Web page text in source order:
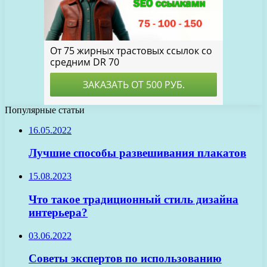
Популярные статьи
16.05.2022
Лучшие способы развешивания плакатов
15.08.2023
Что такое традиционный стиль дизайна
интерьера?
03.06.2022
Советы экспертов по использованию